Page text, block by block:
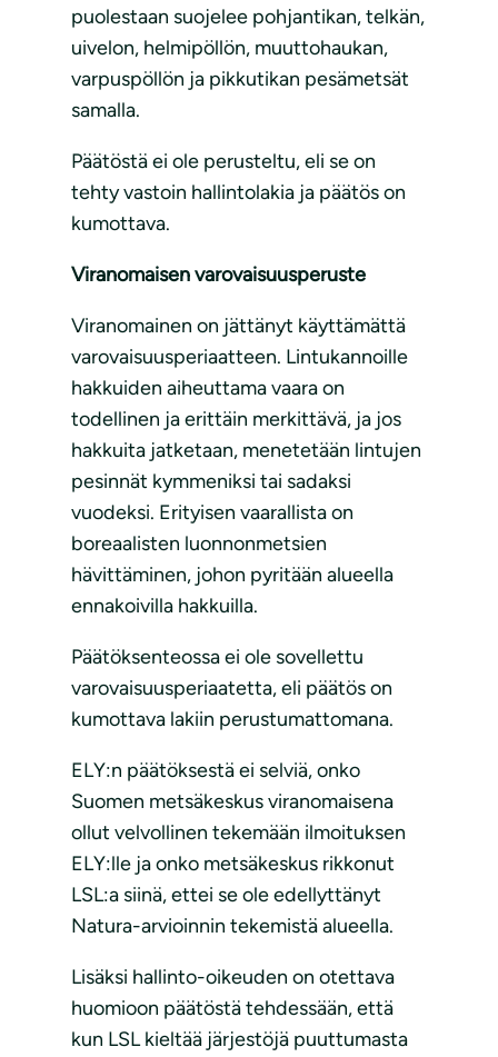
puolestaan suojelee pohjantikan, telkän,
uivelon, helmipöllön, muuttohaukan,
varpuspöllön ja pikkutikan pesämetsät
samalla.
Päätöstä ei ole perusteltu, eli se on
tehty vastoin hallintolakia ja päätös on
kumottava.
Viranomaisen varovaisuusperuste
Viranomainen on jättänyt käyttämättä
varovaisuusperiaatteen. Lintukannoille
hakkuiden aiheuttama vaara on
todellinen ja erittäin merkittävä, ja jos
hakkuita jatketaan, menetetään lintujen
pesinnät kymmeniksi tai sadaksi
vuodeksi. Erityisen vaarallista on
boreaalisten luonnonmetsien
hävittäminen, johon pyritään alueella
ennakoivilla hakkuilla.
Päätöksenteossa ei ole sovellettu
varovaisuusperiaatetta, eli päätös on
kumottava lakiin perustumattomana.
ELY:n päätöksestä ei selviä, onko
Suomen metsäkeskus viranomaisena
ollut velvollinen tekemään ilmoituksen
ELY:lle ja onko metsäkeskus rikkonut
LSL:a siinä, ettei se ole edellyttänyt
Natura-arvioinnin tekemistä alueella.
Lisäksi hallinto-oikeuden on otettava
huomioon päätöstä tehdessään, että
kun LSL kieltää järjestöjä puuttumasta